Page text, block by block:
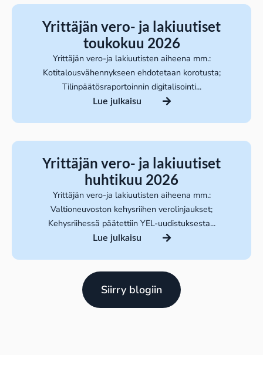
Yrittäjän vero- ja lakiuutiset
toukokuu 2026
Yrittäjän vero-ja lakiuutisten aiheena mm.:
Kotitalousvähennykseen ehdotetaan korotusta;
Tilinpäätösraportoinnin digitalisointi...
Lue julkaisu
Yrittäjän vero- ja lakiuutiset
huhtikuu 2026
Yrittäjän vero-ja lakiuutisten aiheena mm.:
Valtioneuvoston kehysriihen verolinjaukset;
Kehysriihessä päätettiin YEL-uudistuksesta...
Lue julkaisu
Siirry blogiin